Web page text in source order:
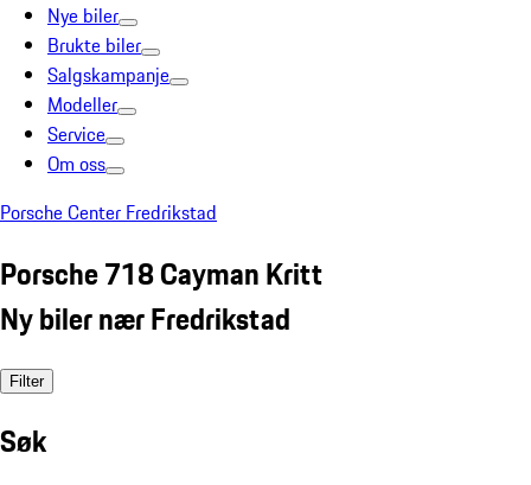
Nye biler
Brukte biler
Salgskampanje
Modeller
Service
Om oss
Porsche Center Fredrikstad
Porsche 718 Cayman Kritt
Ny biler nær Fredrikstad
Filter
Søk